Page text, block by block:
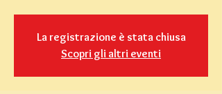
La registrazione è stata chiusa
Scopri gli altri eventi